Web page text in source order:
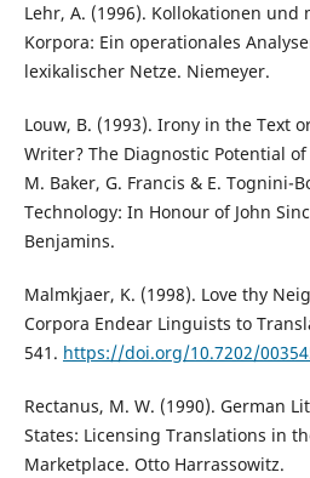
Lehr, A. (1996). Kollokationen und
Korpora: Ein operationales
lexikalischer Netze. Niemeyer.
Louw, B. (1993). Irony in the Text
Writer? The Diagnostic Potential
M. Baker, G. Francis & E. Tognini-
Technology: In Honour of John
Benjamins.
Malmkjaer, K. (1998). Love thy
Corpora Endear Linguists to
541. https://doi.org/10.7202/
Rectanus, M. W. (1990). German
States: Licensing Translations in
Marketplace. Otto Harrassowitz.